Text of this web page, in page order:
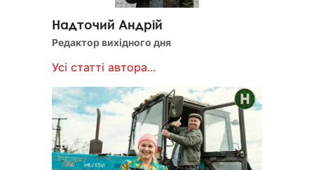
Надточий Андрій
Редактор вихідного дня
Усі статті автора...